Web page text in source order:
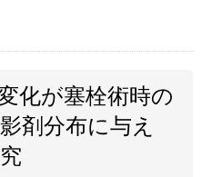
化が塞栓術時の
剤分布に与え